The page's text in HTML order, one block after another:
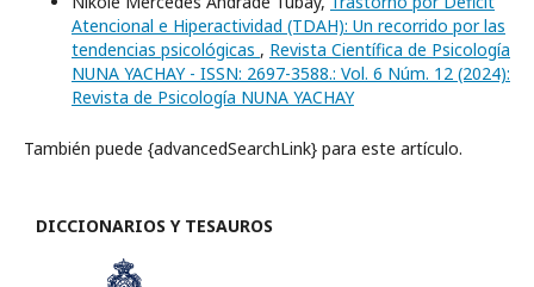
Atencional e Hiperactividad (TDAH): Un recorrido por las
tendencias psicológicas , Revista Científica de Psicología
NUNA YACHAY - ISSN: 2697-3588.: Vol. 6 Núm. 12 (2024):
Revista de Psicología NUNA YACHAY
También puede {advancedSearchLink} para este artículo.
DICCIONARIOS Y TESAUROS